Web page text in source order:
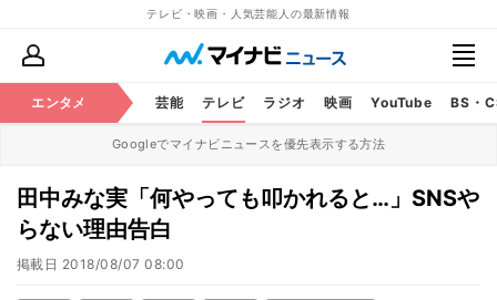
テレビ・映画・人気芸能人の最新情報
エンタメ 芸能 テレビ ラジオ 映画 YouTube BS・
Googleでマイナビニュースを優先表示する方法
田中みな実「何やっても叩かれると…」SNSや
らない理由告白
掲載日 2018/08/07 08:00